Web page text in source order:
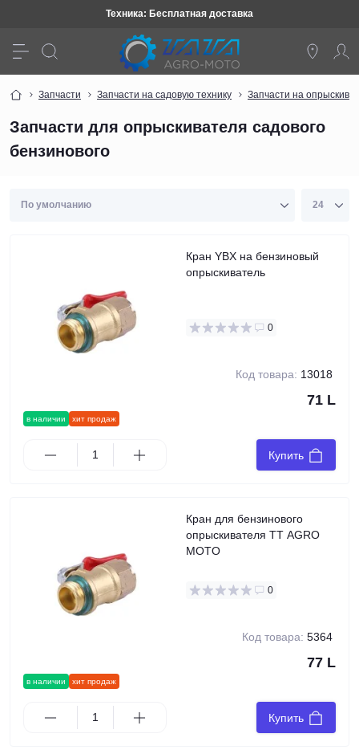
Техника: Бесплатная доставка
Запчасти Запчасти на садовую технику Запчасти на
Запчасти для опрыскивателя садового
бензинового
в наличии хит продаж
Кран YBX на бензиновый
опрыскиватель
0
Код товара: 13018
71 L
Купить
в наличии хит продаж
Кран для бензинового
опрыскивателя TT AGRO
MOTO
0
Код товара: 5364
77 L
Купить